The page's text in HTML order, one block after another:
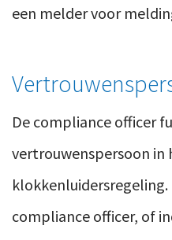
een melder voor
De compliance officer
vertrouwenspersoon in
klokkenluidersregeling.
compliance officer, of